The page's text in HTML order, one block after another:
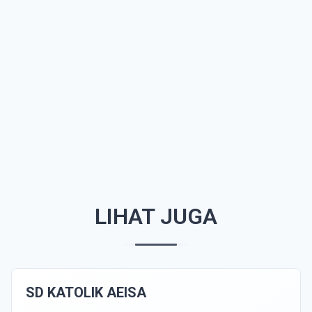
LIHAT JUGA
SD KATOLIK AEISA